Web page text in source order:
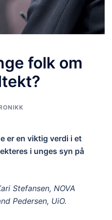
folk om
er en viktig verdi i et
i unges syn på
Stefansen, NOVA
Pedersen, UiO.